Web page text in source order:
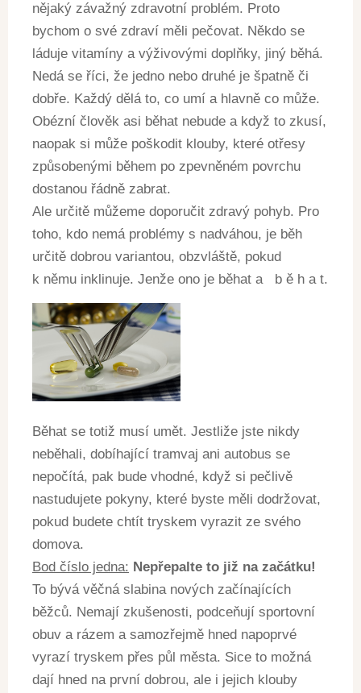
nějaký závažný zdravotní problém. Proto
bychom o své zdraví měli pečovat. Někdo se
láduje vitamíny a výživovými doplňky, jiný běhá.
Nedá se říci, že jedno nebo druhé je špatně či
dobře. Každý dělá to, co umí a hlavně co může.
Obézní člověk asi běhat nebude a když to zkusí,
naopak si může poškodit klouby, které otřesy
způsobenými během po zpevněném povrchu
dostanou řádně zabrat.
Ale určitě můžeme doporučit zdravý pohyb. Pro
toho, kdo nemá problémy s nadváhou, je běh
určitě dobrou variantou, obzvláště, pokud
k němu inklinuje. Jenže ono je běhat a b ě h a t.
Běhat se totiž musí umět. Jestliže jste nikdy
neběhali, dobíhající tramvaj ani autobus se
nepočítá, pak bude vhodné, když si pečlivě
nastudujete pokyny, které byste měli dodržovat,
pokud budete chtít tryskem vyrazit ze svého
domova.
Bod číslo jedna: Nepřepalte to již na začátku!
To bývá věčná slabina nových začínajících
běžců. Nemají zkušenosti, podceňují sportovní
obuv a rázem a samozřejmě hned napoprvé
vyrazí tryskem přes půl města. Sice to možná
dají hned na první dobrou, ale i jejich klouby